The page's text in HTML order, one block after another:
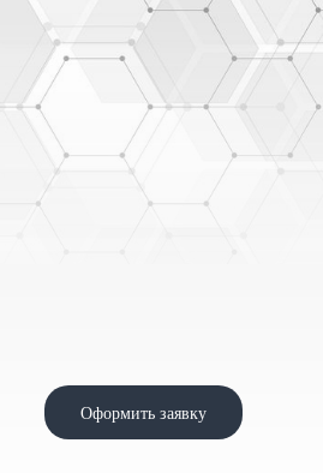
Оформить заявку